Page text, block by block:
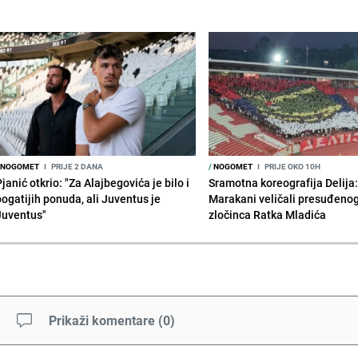
I PRIJE 2 DANA
otkrio: "Za Alajbegovića je bilo i
ponuda, ali Juventus je
/NOGOMET I PRIJE OKO 10H
Sramotna koreografija
Marakani veličali
zločinca Ratka Mladića
Prikaži komentare (0)